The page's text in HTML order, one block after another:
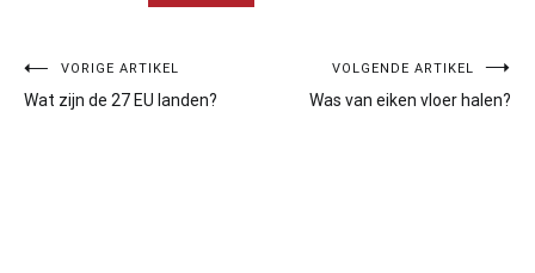
Bericht
navigatie
VORIGE ARTIKEL
Wat zijn de 27 EU landen?
VOLGENDE ARTIKEL
Was van eiken vloer halen?